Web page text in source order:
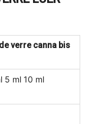
verre canna bis
5 ml 10 ml